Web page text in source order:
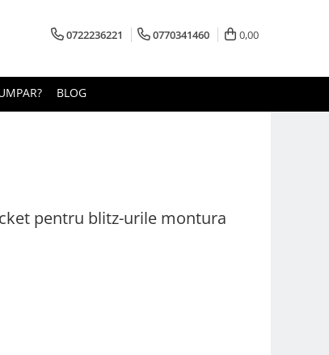
0722236221 0770341460 0,00
BLOG
pentru blitz-urile montura